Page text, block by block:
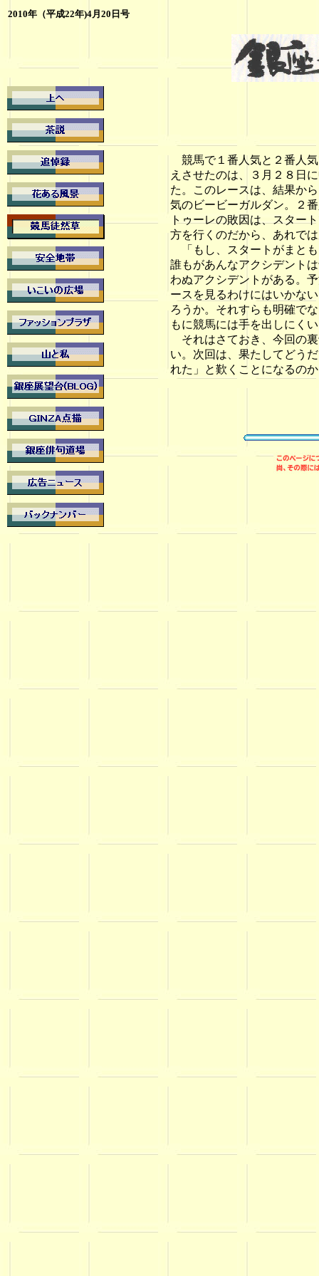
2010年（平成22年)4月20日号
競馬で１番人気と２番人
えさせたのは、３月２８日
た。このレースは、結果か
気のビービーガルダン。２
トゥーレの敗因は、スター
方を行くのだから、あれで
「もし、スタートがまと
誰もがあんなアクシデント
わぬアクシデントがある。
ースを見るわけにはいかな
ろうか。それすらも明確で
もに競馬には手を出しにく
それはさておき、今回の
い。次回は、果たしてどう
れた」と歎くことになるの